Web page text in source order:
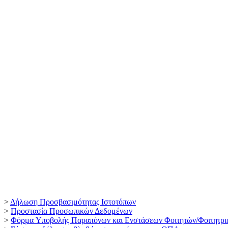
> Δήλωση Προσβασιμότητας Ιστοτόπων
> Προστασία Προσωπικών Δεδομένων
> Φόρμα Yποβολής Παραπόνων και Ενστάσεων Φοιτητών/